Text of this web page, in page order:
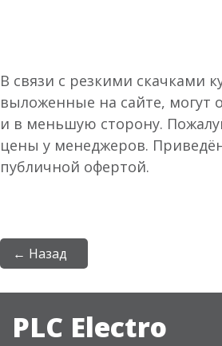
В связи с резкими скачками
выложенные на сайте, могут
и в меньшую сторону.
цены у менеджеров.
публичной офертой.
← Назад
PLC Electro